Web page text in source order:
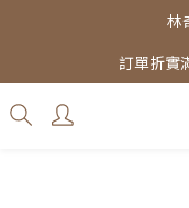
林
訂單折實